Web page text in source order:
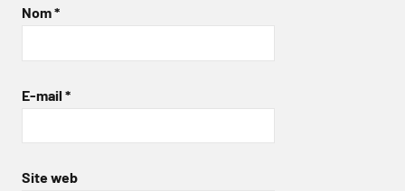
Nom*
E-mail *
Site web